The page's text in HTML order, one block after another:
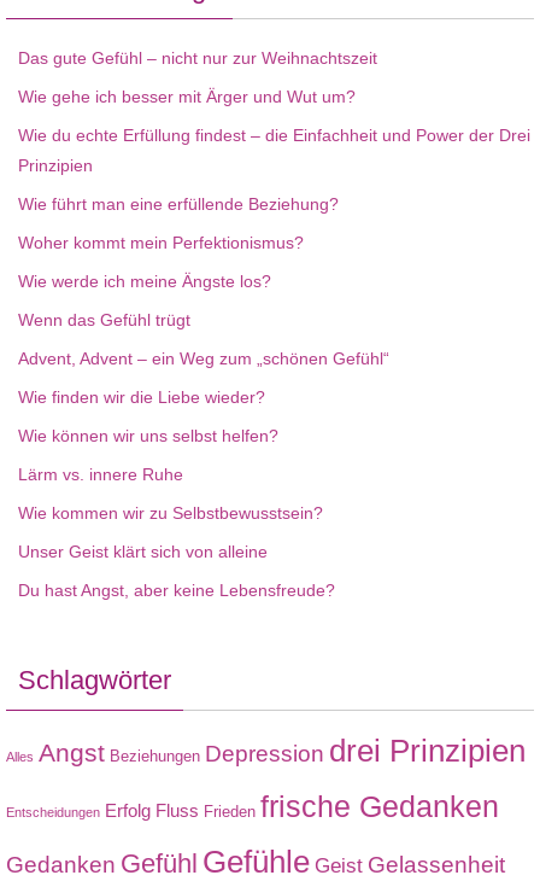
Das gute Gefühl – nicht nur zur Weihnachtszeit
Wie gehe ich besser mit Ärger und Wut um?
Wie du echte Erfüllung findest – die Einfachheit und Power der Drei
Prinzipien
Wie führt man eine erfüllende Beziehung?
Woher kommt mein Perfektionismus?
Wie werde ich meine Ängste los?
Wenn das Gefühl trügt
Advent, Advent – ein Weg zum „schönen Gefühl“
Wie finden wir die Liebe wieder?
Wie können wir uns selbst helfen?
Lärm vs. innere Ruhe
Wie kommen wir zu Selbstbewusstsein?
Unser Geist klärt sich von alleine
Du hast Angst, aber keine Lebensfreude?
Schlagwörter
Alles Angst Beziehungen Depression drei Prinzipien
Entscheidungen Erfolg Fluss Frieden frische Gedanken
Gedanken Gefühl Gefühle Geist Gelassenheit